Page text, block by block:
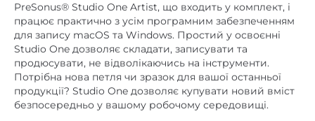
PreSonus® Studio One Artist, що входить у комплект, і
працює практично з усім програмним забезпеченням
для запису macOS та Windows. Простий у освоєнні
Studio One дозволяє складати, записувати та
продюсувати, не відволікаючись на інструменти.
Потрібна нова петля чи зразок для вашої останньої
продукції? Studio One дозволяє купувати новий вміст
безпосередньо у вашому робочому середовищі.